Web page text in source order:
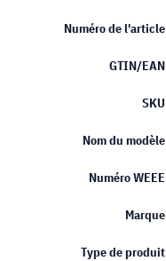
Numéro de l'article
GTIN/EAN
SKU
Nom du modèle
Numéro WEEE
Marque
Type de produit